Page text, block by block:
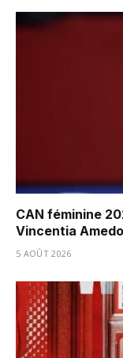
CAN féminine
Vincentia
5 AOÛT 2026